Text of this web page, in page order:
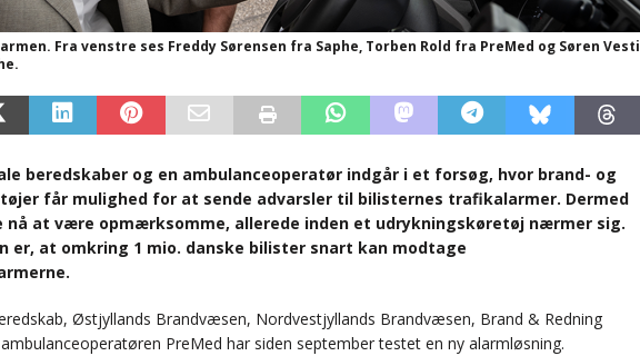
Fra venstre ses Freddy Sørensen fra Saphe, Torben Rold fra PreMed og Søren Vesti
beredskaber og en ambulanceoperatør indgår i et forsøg, hvor brand- og
får mulighed for at sende advarsler til bilisternes trafikalarmer. Dermed
nå at være opmærksomme, allerede inden et udrykningskøretøj nærmer sig.
er, at omkring 1 mio. danske bilister snart kan modtage
Østjyllands Brandvæsen, Nordvestjyllands Brandvæsen, Brand & Redning
PreMed har siden september testet en ny alarmløsning.